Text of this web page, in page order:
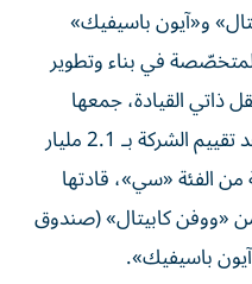
و«آيون باسيفيك»
في بناء وتطوير
ذاتي القيادة، جمعها
تمويلاً بقيمة 250 مليون دولار، بعد تقييم الشركة بـ 2.1 مليار
الفئة «سي»، قادتها
«ووفن كابيتال» (صندوق
باسيفيك».